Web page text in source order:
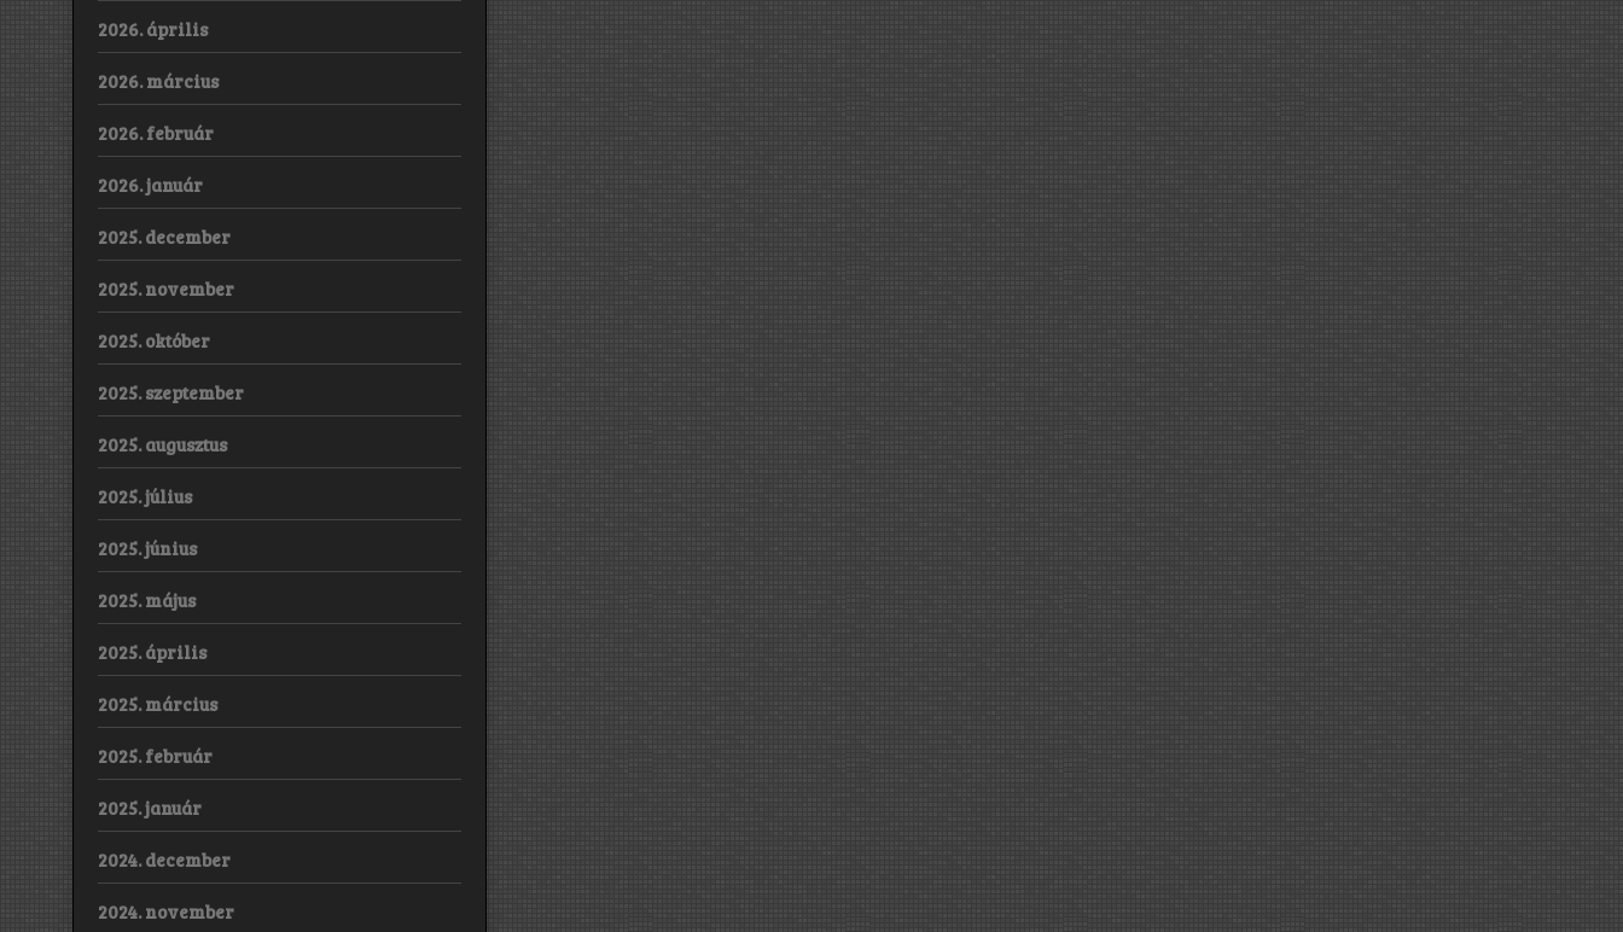
2026. április
2026. március
2026. február
2026. január
2025. december
2025. november
2025. október
2025. szeptember
2025. augusztus
2025. július
2025. június
2025. május
2025. április
2025. március
2025. február
2025. január
2024. december
2024. november